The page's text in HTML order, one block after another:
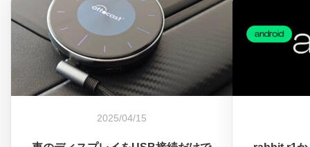
2025/04/15